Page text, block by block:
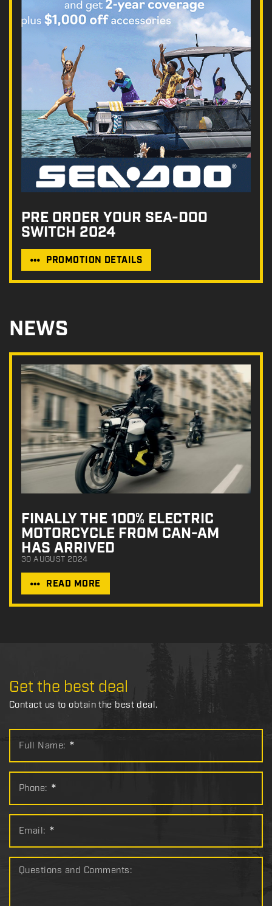
PRE ORDER YOUR SEA-DOO
SWITCH 2024
PROMOTION DETAILS
NEWS
FINALLY THE 100% ELECTRIC
MOTORCYCLE FROM CAN-AM
HAS ARRIVED
30 AUGUST 2024
READ MORE
Get the best deal
Contact us to obtain the best deal.
Full Name: *
Phone: *
Email: *
Questions and Comments: